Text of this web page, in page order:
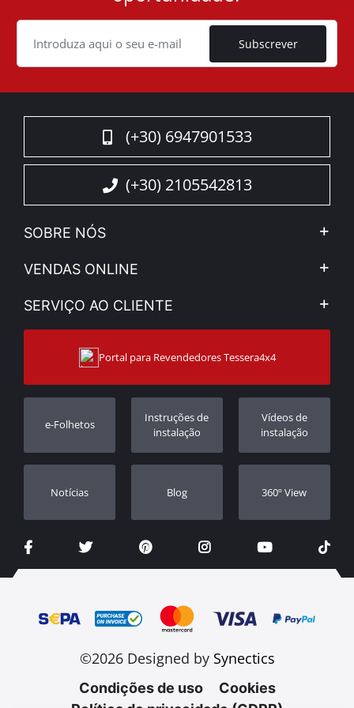
Cookie
Subscrever
(+30) 6947901533
(+30) 2105542813
SOBRE NÓS
A Companhia
Notícias
Sitemap
VENDAS ONLINE
Minha Conta
Modos de Enviο
SERVIÇO AO CLIENTE
Contacto
Apoio ao cliente
Rastrear ordem
Revendedores
Portal para Revendedores Tessera4x4
e-Folhetos
Instruções de
instalação
Vídeos de
instalação
Notícias Blog 360º View
©2026 Designed by Synectics
Condições de uso
Cookies